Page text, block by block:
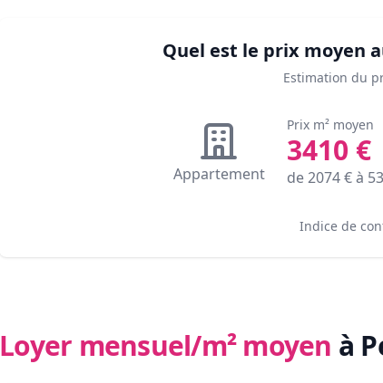
Quel est le prix moyen
Estimation du
Appartement
Prix m² moyen
3410 €
de2074€ à
Indice de
Loyer mensuel/m² moyen à